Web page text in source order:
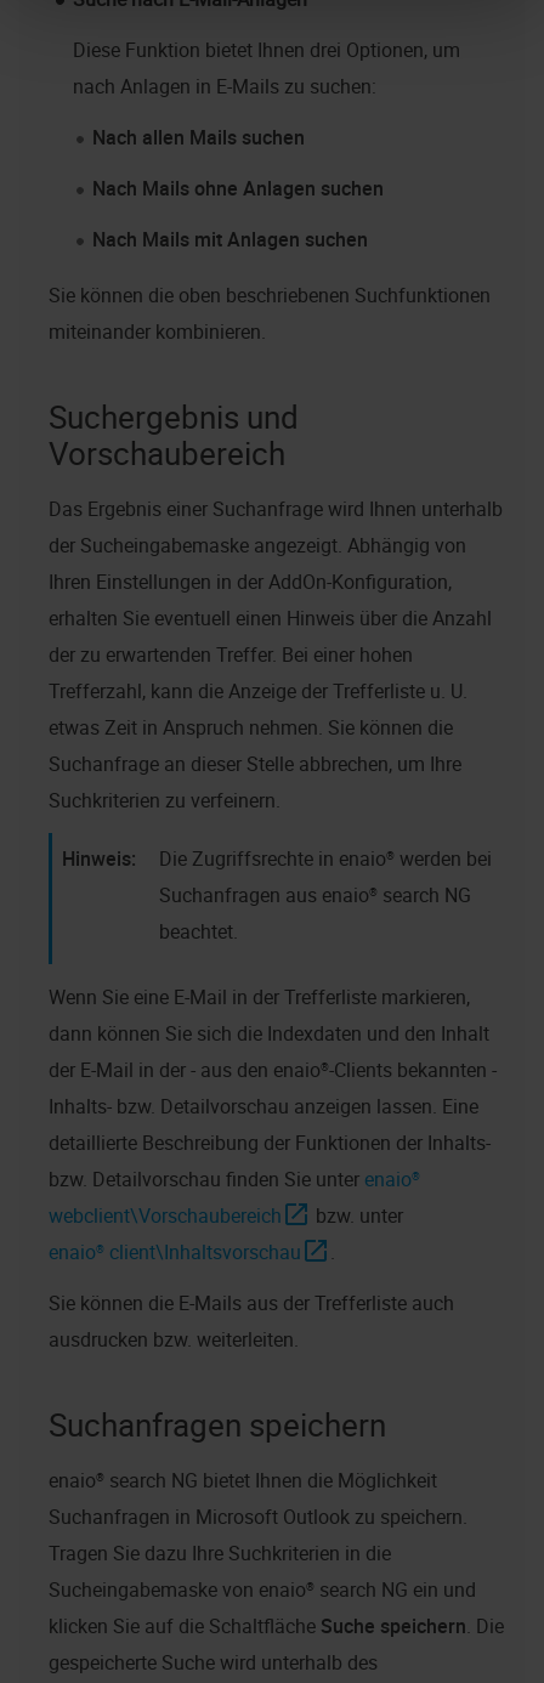
Diese Funktion bietet Ihnen drei Optionen, um
nach Anlagen in E-Mails zu suchen:
Nach allen Mails suchen
Nach Mails ohne Anlagen suchen
Nach Mails mit Anlagen suchen
Sie können die oben beschriebenen Suchfunktionen
miteinander kombinieren.
Suchergebnis und
Vorschaubereich
Das Ergebnis einer Suchanfrage wird Ihnen unterhalb
der Sucheingabemaske angezeigt. Abhängig von
Ihren Einstellungen in der AddOn-Konfiguration,
erhalten Sie eventuell einen Hinweis über die Anzahl
der zu erwartenden Treffer. Bei einer hohen
Trefferzahl, kann die Anzeige der Trefferliste u. U.
etwas Zeit in Anspruch nehmen. Sie können die
Suchanfrage an dieser Stelle abbrechen, um Ihre
Suchkriterien zu verfeinern.
Die Zugriffsrechte in enaio® werden bei
Suchanfragen aus enaio® search NG
beachtet.
Wenn Sie eine E-Mail in der Trefferliste markieren,
dann können Sie sich die Indexdaten und den Inhalt
der E-Mail in der - aus den enaio®-Clients bekannten -
Inhalts- bzw. Detailvorschau anzeigen lassen. Eine
detaillierte Beschreibung der Funktionen der Inhalts-
bzw. Detailvorschau finden Sie unter enaio®
webclient\Vorschaubereich
bzw. unter
enaio® client\Inhaltsvorschau
.
Sie können die E-Mails aus der Trefferliste auch
ausdrucken bzw. weiterleiten.
Suchanfragen speichern
enaio® search NG bietet Ihnen die Möglichkeit
Suchanfragen in Microsoft Outlook zu speichern.
Tragen Sie dazu Ihre Suchkriterien in die
Sucheingabemaske von enaio® search NG ein und
klicken Sie auf die Schaltfläche Suche speichern. Die
gespeicherte Suche wird unterhalb des